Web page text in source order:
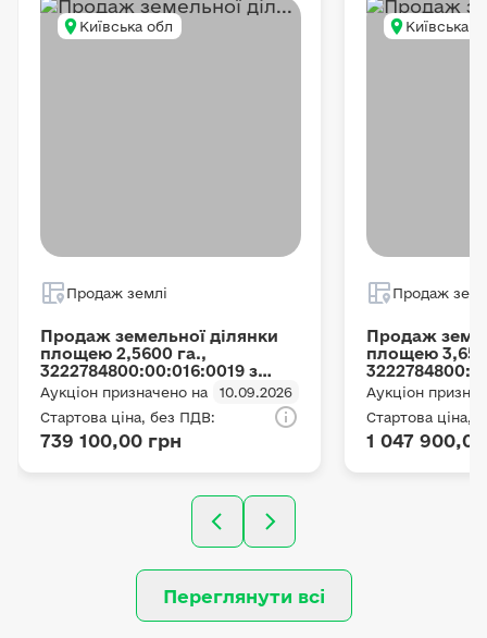
Київська обл
Продаж землі
Продаж земельної ділянки
площею 2,5600 га.,
3222784800:00:016:0019 з
цільовим призначенням ОСГ,
що розташована за адресою:
с. Мотижин, Мотижинська с/
р, Бучанський район
Київська область
Аукціон призначено на
10.09.2026
Стартова ціна, без ПДВ:
739 100,00 грн
Київська
Продаж
Продаж
площею
цільовим
що
с. Мотижин,
р,
Київська
Аукціон
Стартова ціна,
1 047
Переглянути всі